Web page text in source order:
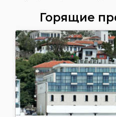
Горящие